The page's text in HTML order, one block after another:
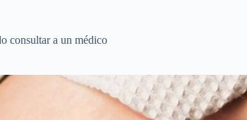
consultar a un médico